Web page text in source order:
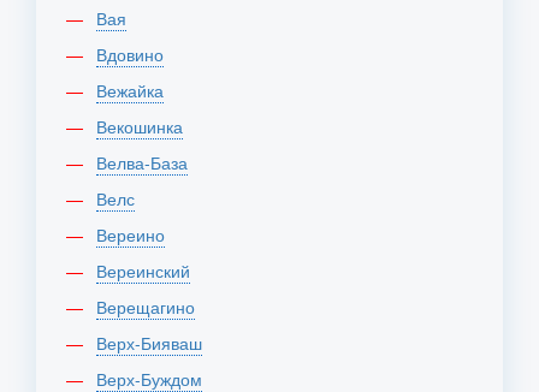
Вая
Вдовино
Вежайка
Векошинка
Велва-База
Велс
Вереино
Вереинский
Верещагино
Верх-Бияваш
Верх-Буждом